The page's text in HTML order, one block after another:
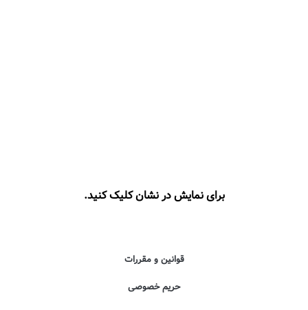
برای نمایش در نشان کلیک کنید.
قوانین و مقررات
حریم خصوصی